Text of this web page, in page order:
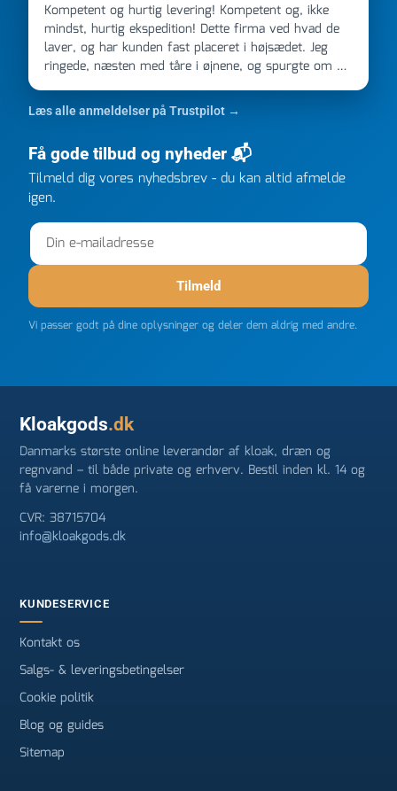
Kompetent og hurtig levering! Kompetent og, ikke
mindst, hurtig ekspedition! Dette firma ved hvad de
laver, og har kunden fast placeret i højsædet. Jeg
ringede, næsten med tåre i øjnene, og spurgte om de
kunne levere en stor ordre, fordi Davidsen A/S ikke
kunne overholde en 2 måneder gammel aftale. Jeg
ringede onsdag kl 16, og min store ordre kom dagen
efter kl 6.45! Kan slet ikke få armene ned, og næste
gang jeg skal bruge noget, vil jeg ringe til dem
FØRST. De varmeste og venligste hilsner fra Rene
Læs alle anmeldelser på Trustpilot →
Få gode tilbud og nyheder 📬
Tilmeld dig vores nyhedsbrev - du kan altid afmelde
igen.
Tilmeld
Vi passer godt på dine oplysninger og deler dem aldrig med andre.
Kloakgods.dk
Danmarks største online leverandør af kloak, dræn og
regnvand – til både private og erhverv. Bestil inden kl. 14 og
få varerne i morgen.
CVR: 38715704
info@kloakgods.dk
KUNDESERVICE
Kontakt os
Salgs- & leveringsbetingelser
Cookie politik
Blog og guides
Sitemap